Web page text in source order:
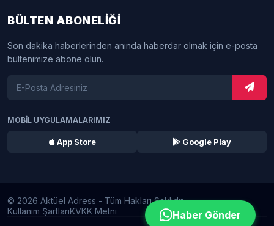
BÜLTEN ABONELİĞİ
Son dakika haberlerinden anında haberdar olmak için e-posta
bültenimize abone olun.
MOBİL UYGULAMALARIMIZ
App Store Google Play
© 2026 Aktüel Adress - Tüm Hakları Saklıdır.
Kullanım ŞartlarıKVKK Metni Haber Gönder